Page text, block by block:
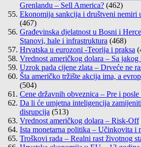
Grenlandu – Sell America? (462)
Ekonomija sankcija i društveni nemiri
(467)
Građevinska djelatnost u Bosni i
Stanovi, hale i infrastruktura (468)
Hrvatska u eurozoni -Teorija i praksa
Vrednost američkog dolara – Sa jakog
Uzrok pada cijene zlata – Drveće ne
Šta američko tržište akcija ima, a
(504)
Cene državnih obveznica – Pre i posle
Da li će umjetna inteligencija
disrupcija (513)
Vrednost američkog dolara – Risk-Off
Ista monetarna politika – Učinkovita i
Troškovi rada – Realni rast životnog